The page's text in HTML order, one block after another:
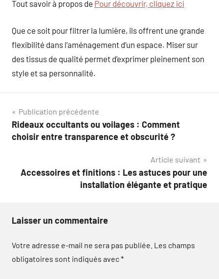
Tout savoir à propos de Pour découvrir, cliquez ici
Que ce soit pour filtrer la lumière, ils offrent une grande
flexibilité dans l’aménagement d’un espace. Miser sur
des tissus de qualité permet d’exprimer pleinement son
style et sa personnalité.
Navigation
de
Publication précédente
Rideaux occultants ou voilages : Comment
choisir entre transparence et obscurité ?
Article suivant
Accessoires et finitions : Les astuces pour une
installation élégante et pratique
Laisser un commentaire
Votre adresse e-mail ne sera pas publiée. Les champs
obligatoires sont indiqués avec*